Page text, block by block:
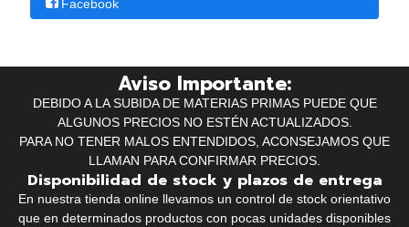
Aviso Importante:
DEBIDO A LA SUBIDA DE MATERIAS PRIMAS PUEDE QUE
ALGUNOS PRECIOS NO ESTÉN ACTUALIZADOS.
PARA NO TENER MALOS ENTENDIDOS, ACONSEJAMOS QUE
LLAMAN PARA CONFIRMAR PRECIOS.
Disponibilidad de stock y plazos de entrega
En nuestra tienda online llevamos un control de stock orientativo
que en determinados productos con pocas unidades disponibles